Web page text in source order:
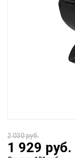
2 030 руб.
1 929 руб.